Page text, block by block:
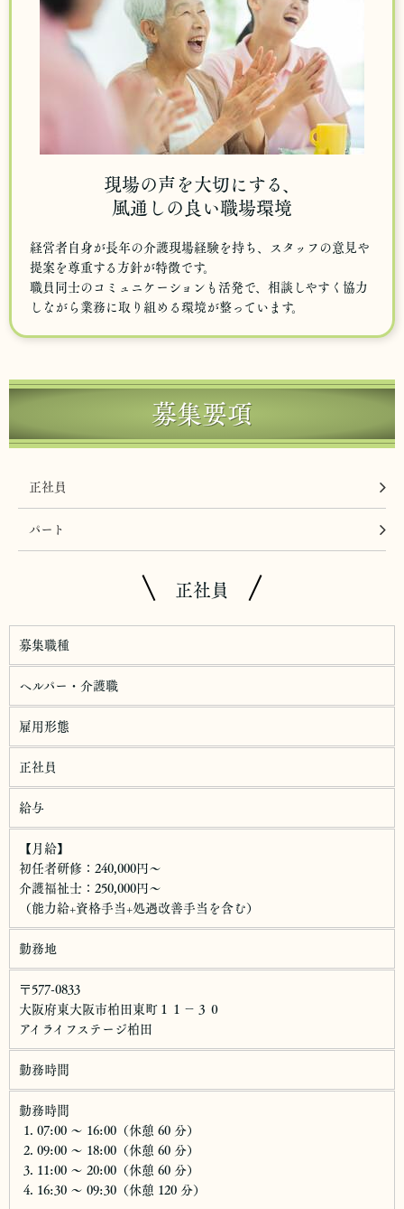
現場の声を大切にする、
風通しの良い職場環境
経営者自身が長年の介護現場経験を持ち、スタッフの意見や
提案を尊重する方針が特徴です。
職員同士のコミュニケーションも活発で、相談しやすく協力
しながら業務に取り組める環境が整っています。
募集要項
正社員
パート
正社員
募集職種
ヘルパー・介護職
雇用形態
正社員
給与
【月給】
初任者研修：240,000円〜
介護福祉士：250,000円〜
（能力給+資格手当+処遇改善手当を含む）
勤務地
〒577-0833
大阪府東大阪市柏田東町１１−３０
アイライフステージ柏田
勤務時間
勤務時間
07:00 〜 16:00（休憩 60 分）
09:00 〜 18:00（休憩 60 分）
11:00 〜 20:00（休憩 60 分）
16:30 〜 09:30（休憩 120 分）